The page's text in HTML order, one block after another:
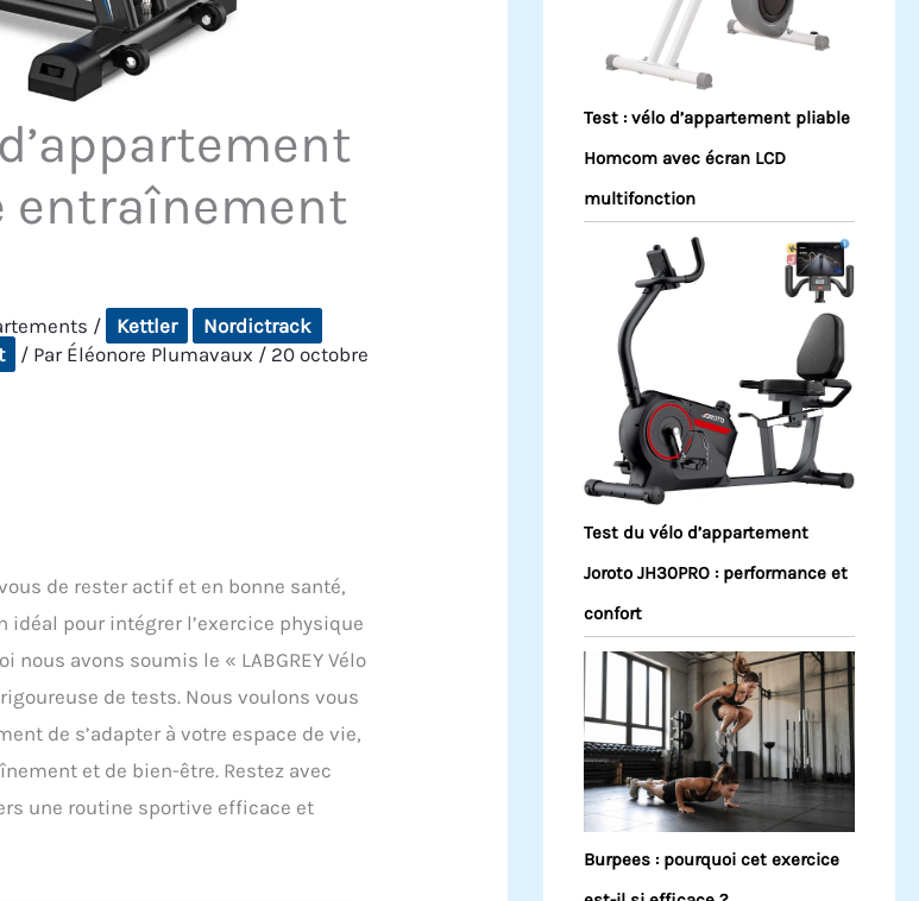
entraînement
/ Kettler
Nordictrack
/ Par Éléonore Plumavaux / 20 octobre
de rester actif et en bonne santé,
idéal pour intégrer l’exercice physique
avons soumis le « LABGREY Vélo
de tests. Nous voulons vous
de s’adapter à votre espace de vie,
et de bien-être. Restez avec
une routine sportive efficace et
Test : vélo d’appartement pliable
Homcom avec écran LCD
multifonction
Test du vélo d’appartement
Joroto JH30PRO : performance et
confort
Burpees : pourquoi cet exercice